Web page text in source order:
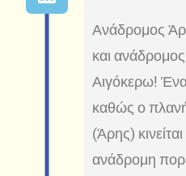
Ανάδρομος
και
Αιγόκερω!
καθώς ο
(Άρης)
ανάδρομη